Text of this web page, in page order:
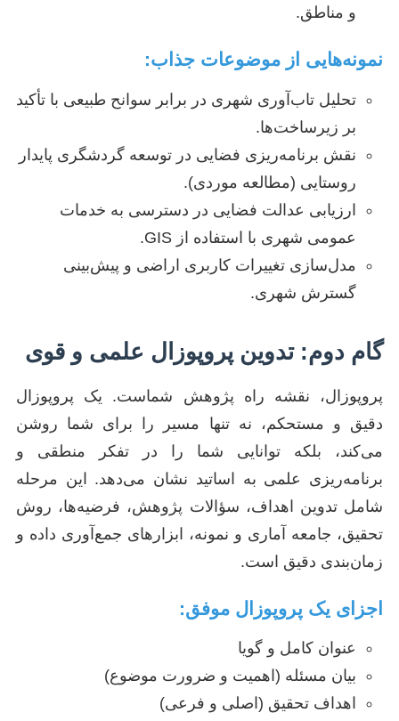
و مناطق.
نمونه‌هایی از موضوعات جذاب:
تحلیل تاب‌آوری شهری در برابر سوانح طبیعی با تأکید
بر زیرساخت‌ها.
نقش برنامه‌ریزی فضایی در توسعه گردشگری پایدار
روستایی (مطالعه موردی).
ارزیابی عدالت فضایی در دسترسی به خدمات
عمومی شهری با استفاده از GIS.
مدل‌سازی تغییرات کاربری اراضی و پیش‌بینی
گسترش شهری.
گام دوم: تدوین پروپوزال علمی و قوی
پروپوزال، نقشه راه پژوهش شماست. یک پروپوزال
دقیق و مستحکم، نه تنها مسیر را برای شما روشن
می‌کند، بلکه توانایی شما را در تفکر منطقی و
برنامه‌ریزی علمی به اساتید نشان می‌دهد. این مرحله
شامل تدوین اهداف، سؤالات پژوهش، فرضیه‌ها، روش
تحقیق، جامعه آماری و نمونه، ابزارهای جمع‌آوری داده و
زمان‌بندی دقیق است.
اجزای یک پروپوزال موفق:
عنوان کامل و گویا
بیان مسئله (اهمیت و ضرورت موضوع)
اهداف تحقیق (اصلی و فرعی)